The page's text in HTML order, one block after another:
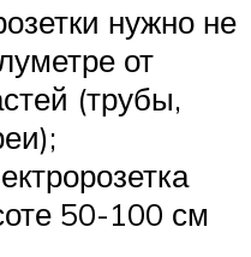
нужно не
от
(трубы,
50-100 см